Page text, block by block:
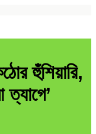
হুঁশিয়ারি,